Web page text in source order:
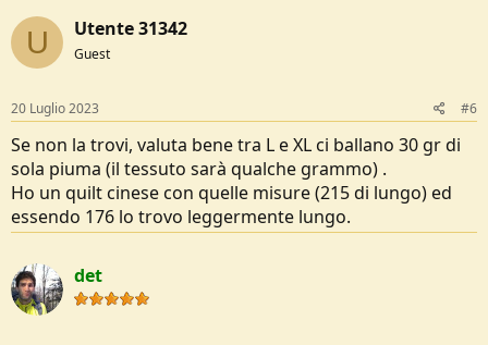
U Utente 31342
Guest
20 Luglio 2023 #6
Se non la trovi, valuta bene tra L e XL ci ballano 30 gr di
sola piuma (il tessuto sarà qualche grammo) .
Ho un quilt cinese con quelle misure (215 di lungo) ed
essendo 176 lo trovo leggermente lungo.
det